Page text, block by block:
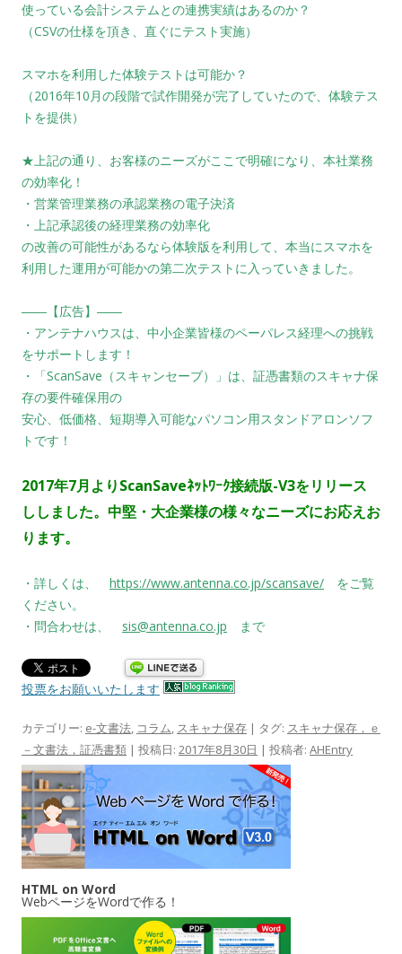
使っている会計システムとの連携実績はあるのか？
（CSVの仕様を頂き、直ぐにテスト実施）
スマホを利用した体験テストは可能か？
（2016年10月の段階で試作開発が完了していたので、体験テス
トを提供）
★上記の通り、お客様のニーズがここで明確になり、本社業務
の効率化！
・営業管理業務の承認業務の電子決済
・上記承認後の経理業務の効率化
の改善の可能性があるなら体験版を利用して、本当にスマホを
利用した運用が可能かの第二次テストに入っていきました。
――【広告】――
・アンテナハウスは、中小企業皆様のペーパレス経理への挑戦
をサポートします！
・「ScanSave（スキャンセーブ）」は、証憑書類のスキャナ保
存の要件確保用の
安心、低価格、短期導入可能なパソコン用スタンドアロンソフ
トです！
2017年7月よりScanSaveﾈｯﾄﾜｰｸ接続版-V3をリリース
ししました。 中堅・大企業様の様々なニーズにお応えお
ります。
・詳しくは、 https://www.antenna.co.jp/scansave/ をご覧
ください。
・問合わせは、 sis@antenna.co.jp まで
投票をお願いいたします
カテゴリー: e-文書法, コラム, スキャナ保存 | タグ: スキャナ保存，ｅ
－文書法，証憑書類 | 投稿日: 2017年8月30日 | 投稿者: AHEntry
HTML on Word
WebページをWordで作る！